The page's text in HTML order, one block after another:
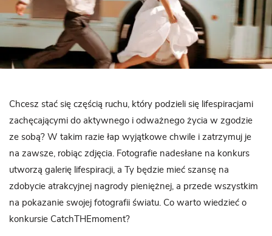
Chcesz stać się częścią ruchu, który podzieli się lifespiracjami
zachęcającymi do aktywnego i odważnego życia w zgodzie
ze sobą? W takim razie łap wyjątkowe chwile i zatrzymuj je
na zawsze, robiąc zdjęcia. Fotografie nadesłane na konkurs
utworzą galerię lifespiracji, a Ty będzie mieć szansę na
zdobycie atrakcyjnej nagrody pieniężnej, a przede wszystkim
na pokazanie swojej fotografii światu. Co warto wiedzieć o
konkursie CatchTHEmoment?